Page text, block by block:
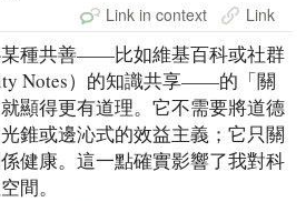
Link in context Link
種共善——比如維基百科或社群
Notes）的知識共享——的「關
顯得更有道理。它不需要將道德
錐或邊沁式的效益主義；它只關
健康。這一點確實影響了我對科
間。